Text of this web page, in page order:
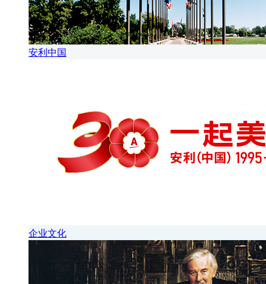
安利中国
企业文化